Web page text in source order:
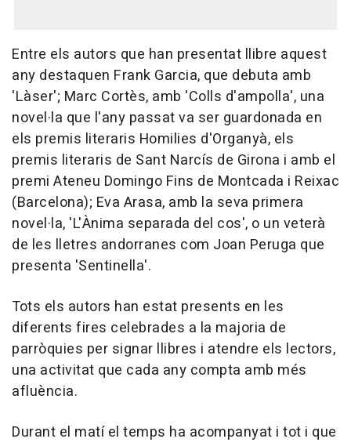
Entre els autors que han presentat llibre aquest
any destaquen Frank Garcia, que debuta amb
'Làser'; Marc Cortès, amb 'Colls d'ampolla', una
novel·la que l'any passat va ser guardonada en
els premis literaris Homilies d'Organyà, els
premis literaris de Sant Narcís de Girona i amb el
premi Ateneu Domingo Fins de Montcada i Reixac
(Barcelona); Eva Arasa, amb la seva primera
novel·la, 'L'Ànima separada del cos', o un veterà
de les lletres andorranes com Joan Peruga que
presenta 'Sentinella'.
Tots els autors han estat presents en les
diferents fires celebrades a la majoria de
parròquies per signar llibres i atendre els lectors,
una activitat que cada any compta amb més
afluència.
Durant el matí el temps ha acompanyat i tot i que